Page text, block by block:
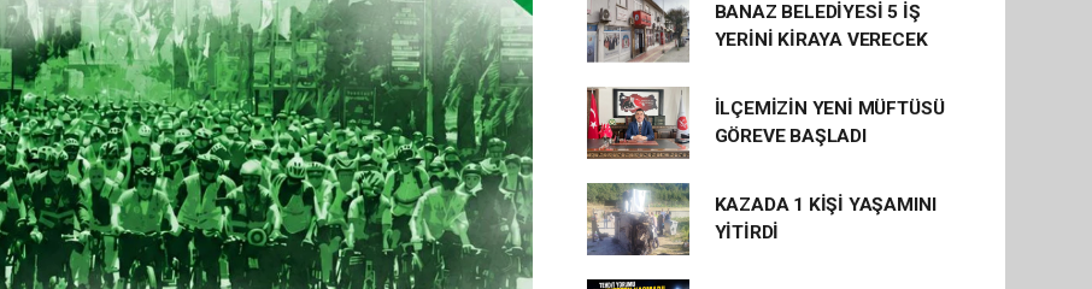
BANAZ BELEDİYESİ 5 İŞ
YERİNİ KİRAYA VERECEK
İLÇEMİZİN YENİ MÜFTÜSÜ
GÖREVE BAŞLADI
KAZADA 1 KİŞİ YAŞAMINI
YİTİRDİ